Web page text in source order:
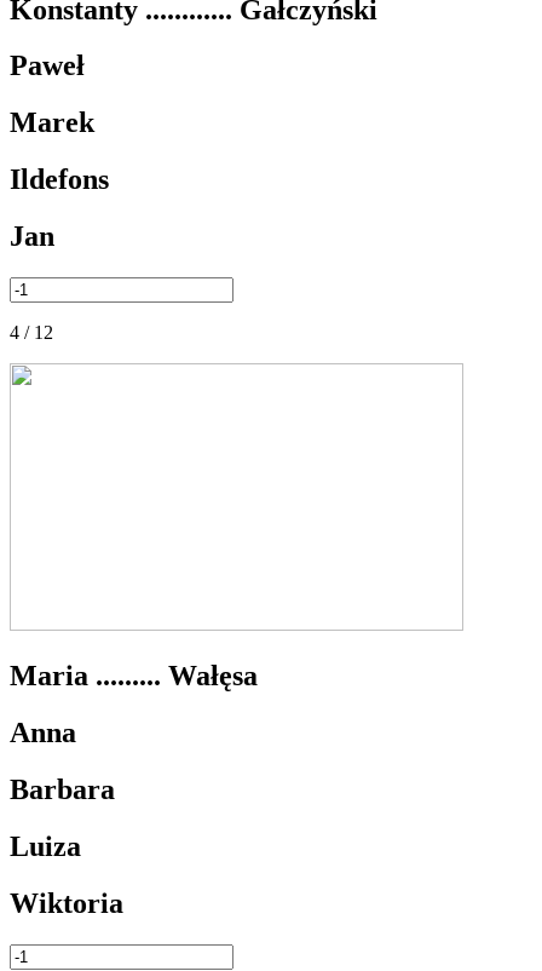
Konstanty ............ Gałczyński
Paweł
Marek
Ildefons
Jan
4 / 12
Maria ......... Wałęsa
Anna
Barbara
Luiza
Wiktoria